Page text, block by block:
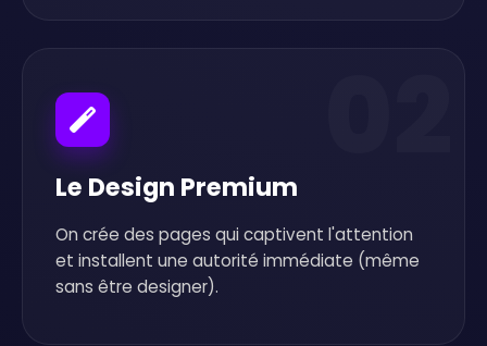
Le Design Premium
On crée des pages qui captivent l'attention
et installent une autorité immédiate (même
sans être designer).